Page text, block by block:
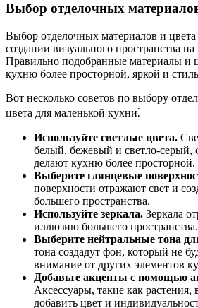
Выбор отделочных
Выбор отделочных материалов и
создании визуального пространства
Правильно подобранные материалы и
кухню более просторной, яркой и
Вот несколько советов по выбору
цвета для маленькой кухни⁚
Используйте светлые цвета.
белый, бежевый и светло-серый,
делают кухню более просторной.
Выберите глянцевые
поверхности отражают свет и
большего пространства.
Используйте зеркала. Зеркала
иллюзию большего пространства.
Выберите нейтральные тона
тона создадут фон, который не
внимание от других элементов
Добавьте акценты с помощью
Аксессуары, такие как
добавить цвет и